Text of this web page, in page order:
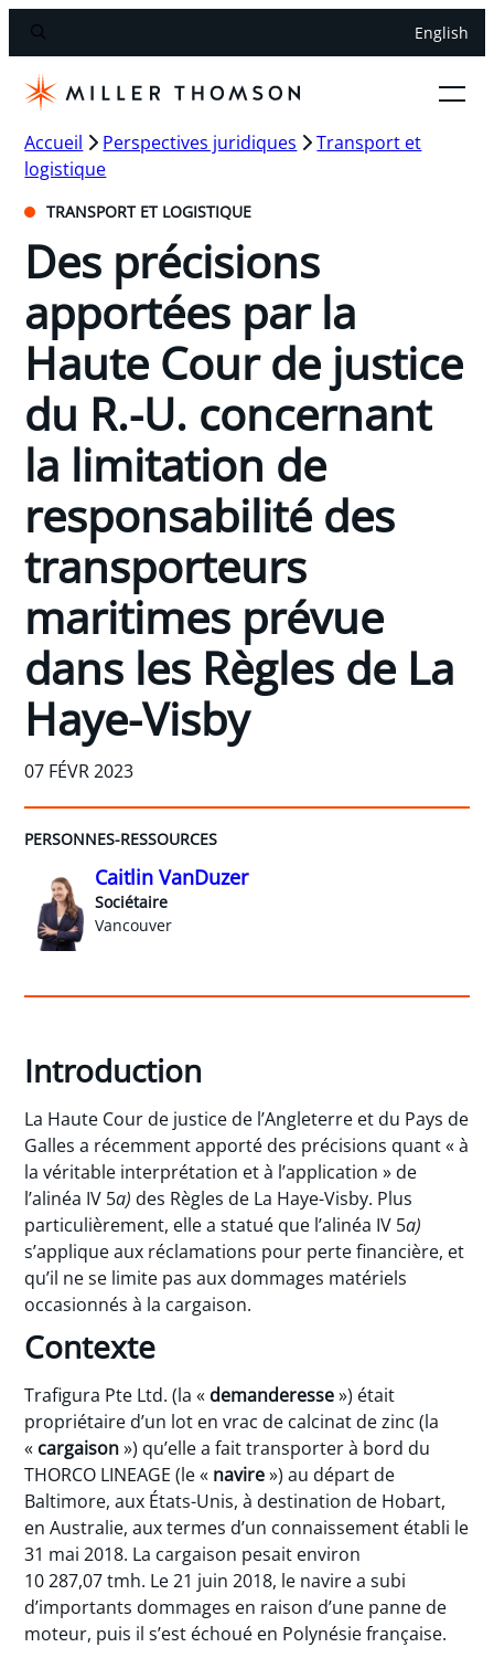
English
Accueil Perspectives juridiques
Transport et
logistique
TRANSPORT ET LOGISTIQUE
Des précisions
apportées par la
Haute Cour de justice
du R.-U. concernant
la limitation de
responsabilité des
transporteurs
maritimes prévue
dans les Règles de La
Haye-Visby
07 FÉVR 2023
PERSONNES-RESSOURCES
Caitlin VanDuzer
Sociétaire
Vancouver
Introduction
La Haute Cour de justice de l’Angleterre et du Pays de
Galles a récemment apporté des précisions quant « à
la véritable interprétation et à l’application » de
l’alinéa IV 5a) des Règles de La Haye-Visby. Plus
particulièrement, elle a statué que l’alinéa IV 5a)
s’applique aux réclamations pour perte financière, et
qu’il ne se limite pas aux dommages matériels
occasionnés à la cargaison.
Contexte
Trafigura Pte Ltd. (la « demanderesse») était
propriétaire d’un lot en vrac de calcinat de zinc (la
« cargaison») qu’elle a fait transporter à bord du
THORCO LINEAGE (le « navire») au départ de
Baltimore, aux États-Unis, à destination de Hobart,
en Australie, aux termes d’un connaissement établi le
31 mai 2018. La cargaison pesait environ
10 287,07 tmh. Le 21 juin 2018, le navire a subi
d’importants dommages en raison d’une panne de
moteur, puis il s’est échoué en Polynésie française.